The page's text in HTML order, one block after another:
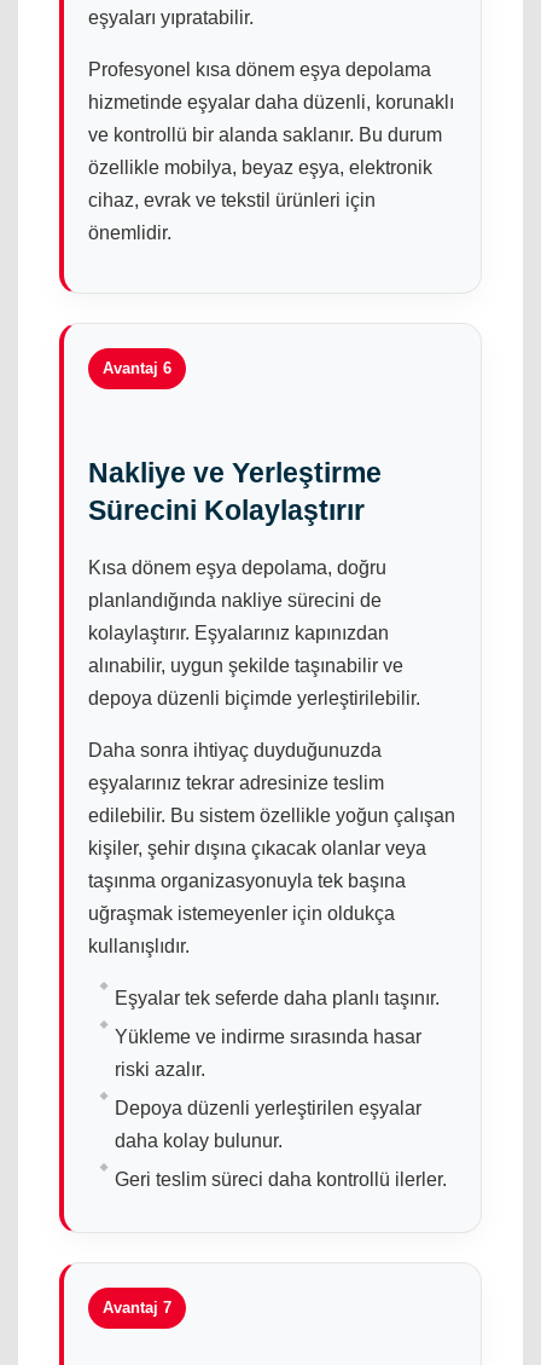
eşyaları yıpratabilir.
Profesyonel kısa dönem eşya depolama
hizmetinde eşyalar daha düzenli, korunaklı
ve kontrollü bir alanda saklanır. Bu durum
özellikle mobilya, beyaz eşya, elektronik
cihaz, evrak ve tekstil ürünleri için
önemlidir.
Avantaj 6
Nakliye ve Yerleştirme
Sürecini Kolaylaştırır
Kısa dönem eşya depolama, doğru
planlandığında nakliye sürecini de
kolaylaştırır. Eşyalarınız kapınızdan
alınabilir, uygun şekilde taşınabilir ve
depoya düzenli biçimde yerleştirilebilir.
Daha sonra ihtiyaç duyduğunuzda
eşyalarınız tekrar adresinize teslim
edilebilir. Bu sistem özellikle yoğun çalışan
kişiler, şehir dışına çıkacak olanlar veya
taşınma organizasyonuyla tek başına
uğraşmak istemeyenler için oldukça
kullanışlıdır.
Eşyalar tek seferde daha planlı taşınır.
Yükleme ve indirme sırasında hasar
riski azalır.
Depoya düzenli yerleştirilen eşyalar
daha kolay bulunur.
Geri teslim süreci daha kontrollü ilerler.
Avantaj 7